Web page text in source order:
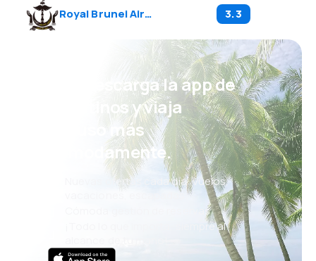
Royal Brunei Airlines 3.3
¡Eh! Descarga la app de
eDestinos y viaja
incluso más
cómodamente.
Nuevas ofertas cada día: vuelos,
vacaciones, escapadas
Cómoda gestión de reservas
¡Todo lo que importa, siempre al